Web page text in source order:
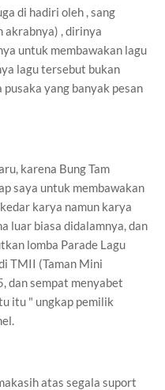
di hadiri oleh , sang
akrabnya) , dirinya
untuk membawakan lagu
lagu tersebut bukan
yang banyak pesan
karena Bung Tam
saya untuk membawakan
karya namun karya
luar biasa didalamnya, dan
lomba Parade Lagu
TMII (Taman Mini
dan sempat menyabet
itu " ungkap pemilik
atas segala suport